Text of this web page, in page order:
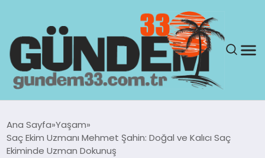
GÜNDEM
Ana Sayfa Yaşam
Saç Ekim Uzmanı Mehmet Şahin: Doğal ve Kalıcı Saç
Ekiminde Uzman Dokunuş